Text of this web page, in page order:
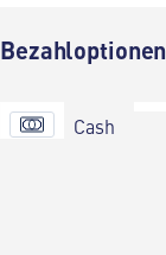
Bezahloptionen
Cash